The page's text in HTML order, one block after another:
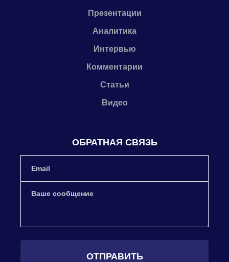
Презентации
Аналитика
Интервью
Комментарии
Статьи
Видео
ОБРАТНАЯ СВЯЗЬ
ОТПРАВИТЬ